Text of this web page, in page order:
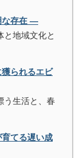
な存在 ―
と地域文化と
られるエビ
う生活と、春
てる遅い成